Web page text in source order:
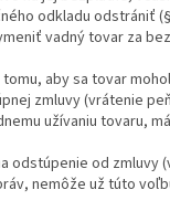
odkladu odstrániť
vadný tovar za
aby sa tovar
zmluvy (vrátenie
užívaniu tovaru,
odstúpenie od
nemôže už túto